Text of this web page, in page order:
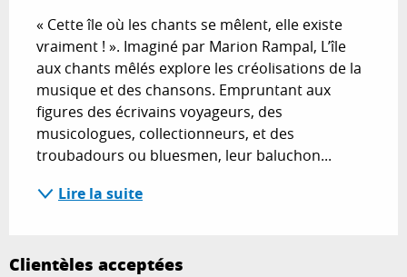
« Cette île où les chants se mêlent, elle existe
vraiment ! ». Imaginé par Marion Rampal, L’île
aux chants mêlés explore les créolisations de la
musique et des chansons. Empruntant aux
figures des écrivains voyageurs, des
musicologues, collectionneurs, et des
troubadours ou bluesmen, leur baluchon...
Lire la suite
Clientèles acceptées